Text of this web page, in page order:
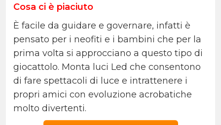
Cosa ci è piaciuto
È facile da guidare e governare, infatti è
pensato per i neofiti e i bambini che per la
prima volta si approcciano a questo tipo di
giocattolo. Monta luci Led che consentono
di fare spettacoli di luce e intrattenere i
propri amici con evoluzione acrobatiche
molto divertenti.